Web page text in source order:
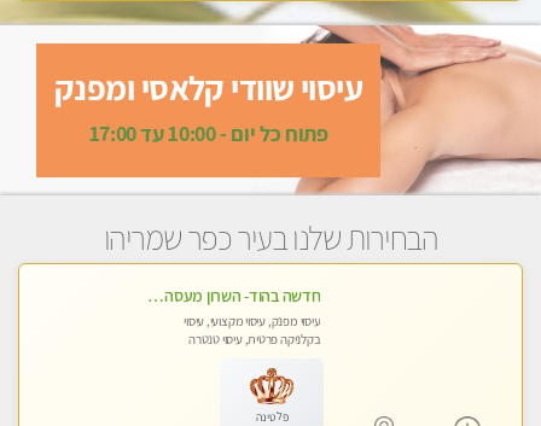
עיסוי שוודי קלאסי ומפנק
פתוח כל יום - 10:00 עד 17:00
הבחירות שלנו בעיר כפר שמריהו
חדשה בהוד- השרון מעסה איכותית ומקצועית
עיסוי מפנק, עיסוי מקצועי, עיסוי
בקלניקה פרטית, עיסוי טנטרה
פלטינה